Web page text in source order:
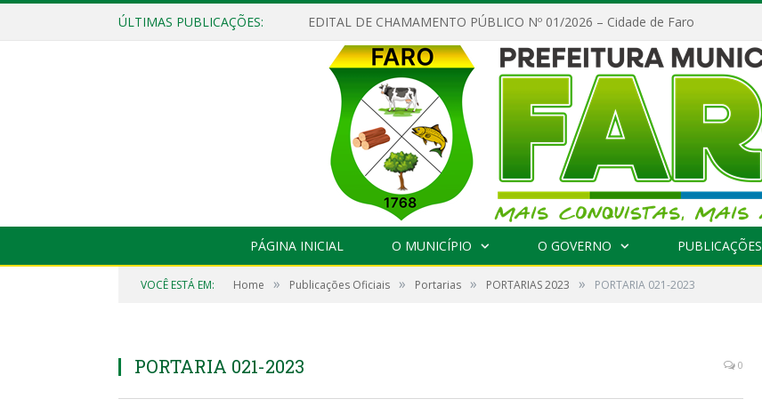
ÚLTIMAS PUBLICAÇÕES: EDITAL DE CHAMAMENTO PÚBLICO Nº 01/2026 – Cidade de Faro
PÁGINA INICIAL O MUNICÍPIO O GOVERNO PUBLICAÇÕES
VOCÊ ESTÁ EM: Home » Publicações Oficiais » Portarias » PORTARIAS 2023 » PORTARIA 021-2023
PORTARIA 021-2023 0